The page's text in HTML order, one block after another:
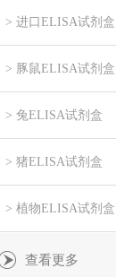
> 进口ELISA试剂盒
> 豚鼠ELISA试剂盒
> 兔ELISA试剂盒
> 猪ELISA试剂盒
> 植物ELISA试剂盒
查看更多